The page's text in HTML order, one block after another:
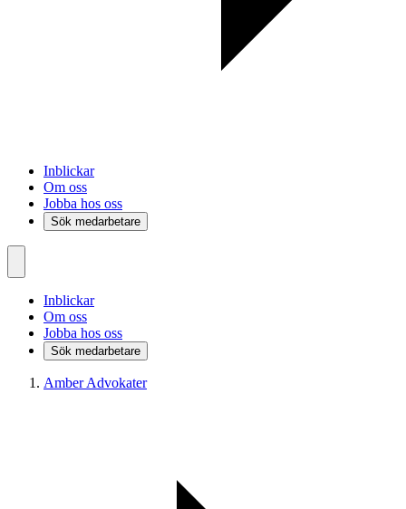
Inblickar
Om oss
Jobba hos oss
Sök medarbetare
Inblickar
Om oss
Jobba hos oss
Sök medarbetare
Amber Advokater